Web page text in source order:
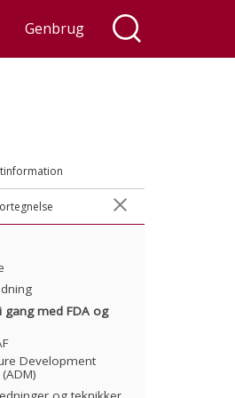
Genbrug
gang med FDA og
Development